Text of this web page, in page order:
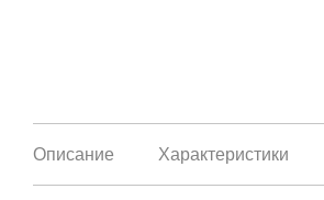
Описание Характеристики